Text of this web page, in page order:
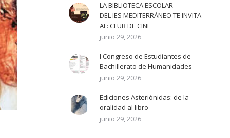
LA BIBLIOTECA ESCOLAR
DEL IES MEDITERRÁNEO TE INVITA
AL: CLUB DE CINE
junio 29, 2026
I Congreso de Estudiantes de
Bachillerato de Humanidades
junio 29, 2026
Ediciones Asteriónidas: de la
oralidad al libro
junio 29, 2026